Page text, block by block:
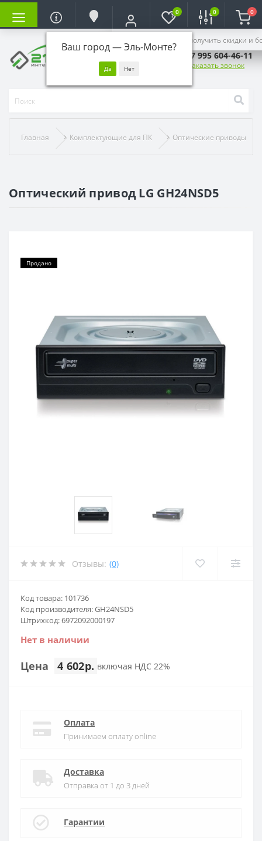
Ваш город —Эль-Монте?
Войдите, чтобы получить скидки и
0 0 0
+7 995 604-46-11
Заказать звонок
Главная Комплектующие для ПК Оптические приводы
Оптический привод LG GH24NSD5
Продано
Отзывы: (0)
Код товара: 101736
Код производителя: GH24NSD5
Штрихкод: 6972092000197
Нет в наличии
Цена 4 602р. включая НДС 22%
Оплата
Принимаем оплату online
Доставка
Отправка от 1 до 3 дней
Гарантии